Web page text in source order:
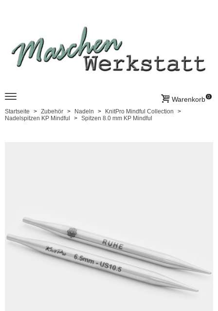
Warenkorb 0
Startseite Zubehör Nadeln
KnitPro Mindful Collection
Nadelspitzen KP Mindful
Spitzen 8.0 mm KP Mindful